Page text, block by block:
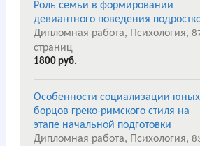
Роль семьи в формировании
девиантного поведения
Дипломная работа, Психология,
страниц
1800 руб.
Особенности социализации юных
борцов греко-римского стиля на
этапе начальной подготовки
Дипломная работа, Психология,